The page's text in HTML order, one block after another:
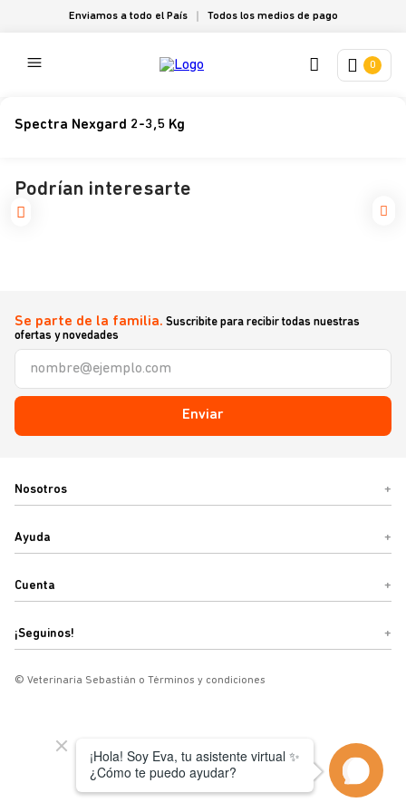
Enviamos a todo el País Todos los medios de pago
0
Spectra Nexgard 2-3,5 Kg
Podrían interesarte
Se parte de la familia. Suscribite para recibir todas nuestras
ofertas y novedades
Enviar
Nosotros +
Ayuda +
Cuenta +
¡Seguinos! +
© Veterinaria Sebastián o Términos y condiciones